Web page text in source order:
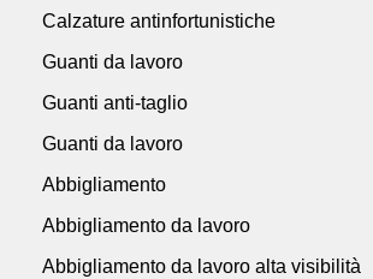
Calzature antinfortunistiche
Guanti da lavoro
Guanti anti-taglio
Guanti da lavoro
Abbigliamento
Abbigliamento da lavoro
Abbigliamento da lavoro alta visibilità